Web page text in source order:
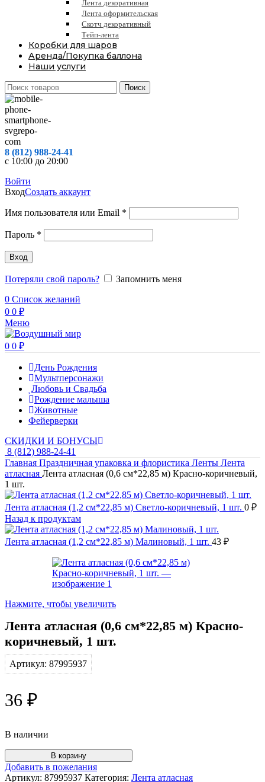
Лента декоративная
Лента оформительская
Скотч декоративный
Тейп-лента
Коробки для шаров
Аренда/Покупка баллона
Наши услуги
Поиск
8 (812) 988-24-41
с 10:00 до 20:00
Войти
ВходСоздать аккаунт
Имя пользователя или Email *
Пароль *
Вход
Потеряли свой пароль?
Запомнить меня
0 Список желаний
0 0 ₽
Меню
0 0 ₽
День Рождения
Мультперсонажи
Любовь и Свадьба
Рождение малыша
Животные
Фейерверки
СКИДКИ И БОНУСЫ
8 (812) 988-24-41
Главная Праздничная упаковка и флористика Ленты Лента
атласная Лента атласная (0,6 см*22,85 м) Красно-коричневый,
1 шт.
Лента атласная (1,2 см*22,85 м) Светло-коричневый, 1 шт. 0 ₽
Назад к продуктам
Лента атласная (1,2 см*22,85 м) Малиновый, 1 шт. 43 ₽
Нажмите, чтобы увеличить
Лента атласная (0,6 см*22,85 м) Красно-
коричневый, 1 шт.
Артикул: 87995937
36 ₽
В наличии
Количество
товара
Лента
В корзину
Добавить в пожелания
Артикул: 87995937 Категория: Лента атласная